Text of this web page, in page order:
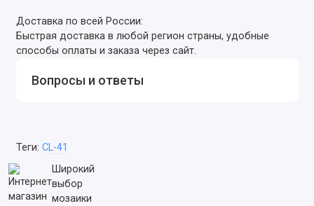
Доставка по всей России:
Быстрая доставка в любой регион страны, удобные
способы оплаты и заказа через сайт.
Вопросы и ответы
Теги: CL-41
Широкий
выбор
мозаики